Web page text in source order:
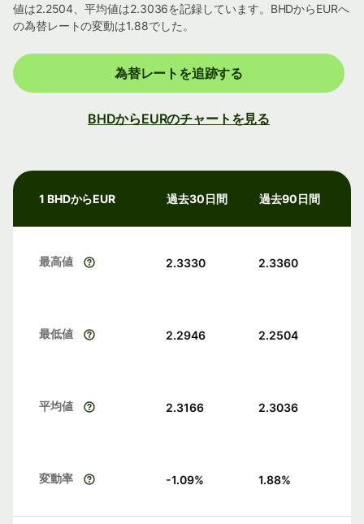
値は2.2504、平均値は2.3036を記録しています。BHDからEURへ
の為替レートの変動は1.88でした。
為替レートを追跡する
BHDからEURのチャートを見る
1 BHDからEUR 過去30日間 過去90日間
最高値 2.3330 2.3360
最低値 2.2946 2.2504
平均値 2.3166 2.3036
変動率 -1.09% 1.88%